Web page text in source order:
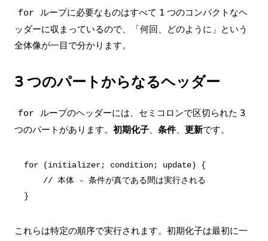
for
ループに必要なものはすべて 1 つのコンパクトなヘ
ッダーに収まっているので、「何回、どのように」という
全体像が一目で分かります。
3 つのパートからなるヘッダー
for
ループのヘッダーには、セミコロンで区切られた 3
つのパートがあります。 初期化子、 条件、 更新です。
for (initializer; condition; update) {
    // 本体 - 条件が真である間は実行される
これらは特定の順序で実行されます。初期化子は最初に一